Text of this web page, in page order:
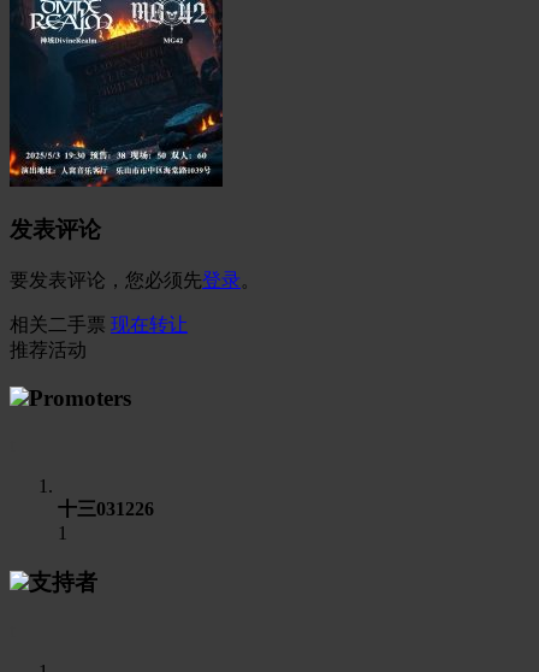
发表评论
要发表评论，您必须先登录。
相关二手票 现在转让
推荐活动
Promoters
十三031226
1
支持者